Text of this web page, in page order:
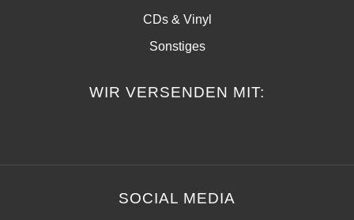
CDs & Vinyl
Sonstiges
WIR VERSENDEN MIT:
SOCIAL MEDIA